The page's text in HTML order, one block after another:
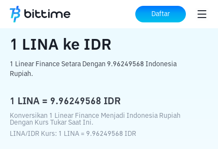
Daftar
Beranda Konverter Kripto ke IDR
1 LINA ke IDR
1 Linear Finance Setara Dengan 9.96249568 Indonesia
Rupiah.
1 LINA = 9.96249568 IDR
Konversikan 1 Linear Finance Menjadi Indonesia Rupiah
Dengan Kurs Tukar Saat Ini.
LINA/IDR Kurs: 1 LINA = 9.96249568 IDR